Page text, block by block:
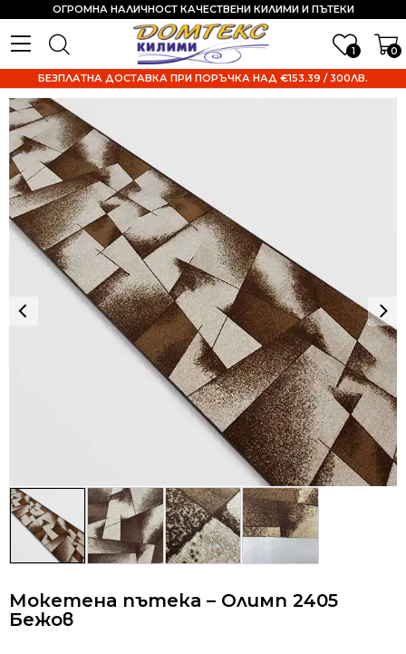
1 0
ОГРОМНА НАЛИЧНОСТ КАЧЕСТВЕНИ КИЛИМИ И ПЪТЕКИ
БЕЗПЛАТНА ДОСТАВКА ПРИ ПОРЪЧКА НАД €153.39 / 300ЛВ.
Мокетена пътека – Олимп 2405
Бежов